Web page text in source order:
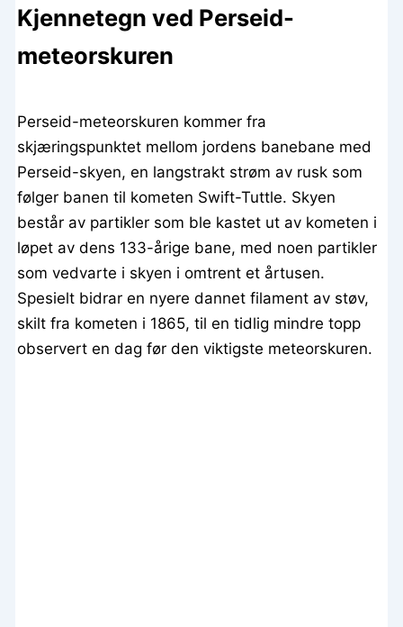
Kjennetegn ved Perseid-
meteorskuren
Perseid-meteorskuren kommer fra
skjæringspunktet mellom jordens banebane med
Perseid-skyen, en langstrakt strøm av rusk som
følger banen til kometen Swift-Tuttle. Skyen
består av partikler som ble kastet ut av kometen i
løpet av dens 133-årige bane, med noen partikler
som vedvarte i skyen i omtrent et årtusen.
Spesielt bidrar en nyere dannet filament av støv,
skilt fra kometen i 1865, til en tidlig mindre topp
observert en dag før den viktigste meteorskuren.